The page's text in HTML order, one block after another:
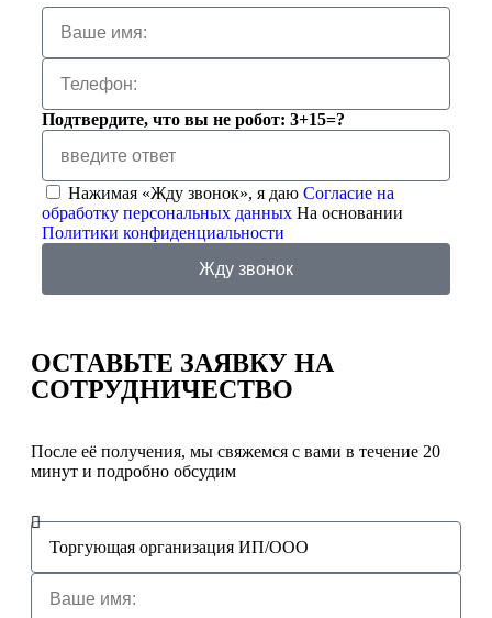
Подтвердите, что вы не робот: 3+15=?
Нажимая «Жду звонок», я даю Согласие на
обработку персональных данных На основании
Политики конфиденциальности
Жду звонок
ОСТАВЬТЕ ЗАЯВКУ НА
СОТРУДНИЧЕСТВО
После её получения, мы свяжемся с вами в течение 20
минут и подробно обсудим